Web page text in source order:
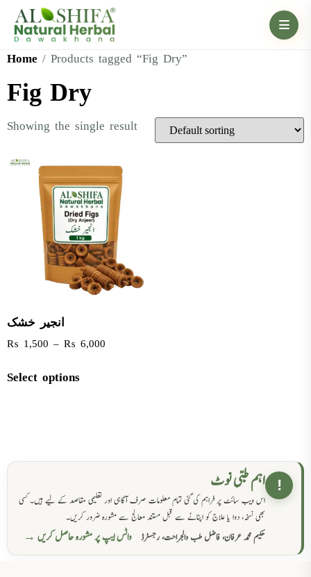
Home / Products tagged “Fig Dry”
Fig Dry
Showing the single result
انجیر خشک
₨ 1,500 – ₨ 6,000
Select options
! اہم طبی نوٹ
اس ویب سائٹ پر فراہم کی گئی تمام معلومات صرف آگاہی اور تعلیمی مقاصد کے لیے ہیں۔ کسی
بھی نسخہ، دوا یا علاج کو اپنانے سے قبل مستند معالج سے مشورہ ضرور کریں۔
حکیم محمد عرفان، فاضل طب والجراحت، رجسٹرڈ
واٹس ایپ پر مشورہ حاصل کریں →